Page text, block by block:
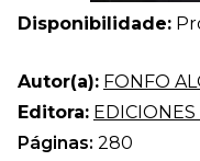
Disponibilidade:
Autor(a): FONFO
Editora:
Páginas: 280